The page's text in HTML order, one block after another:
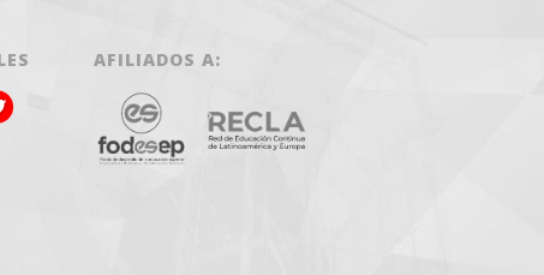
AFILIADOS A: